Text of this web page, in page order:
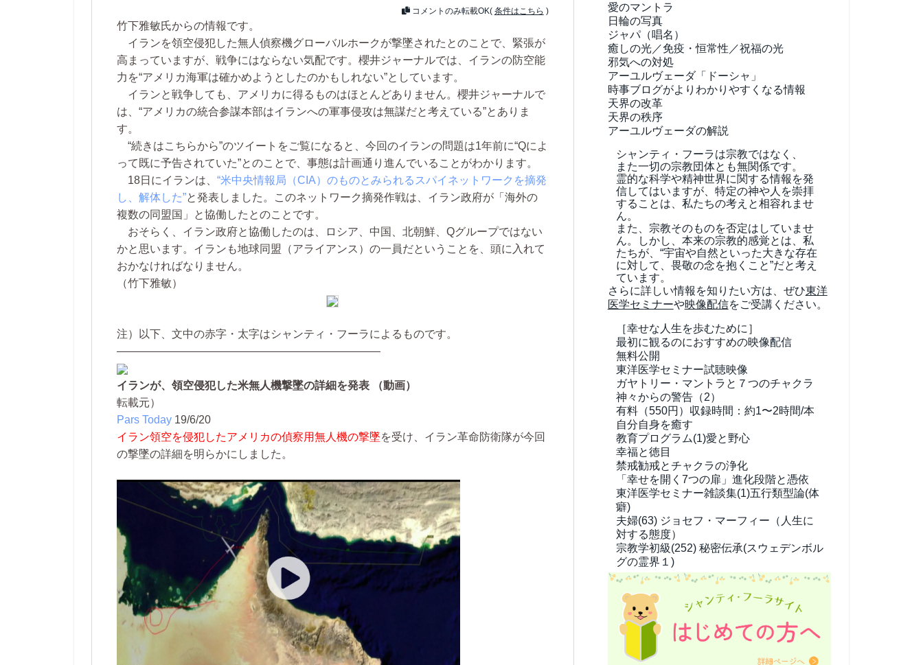
コメントのみ転載OK( 条件はこちら )
竹下雅敏氏からの情報です。
イランを領空侵犯した無人偵察機グローバルホークが撃墜されたとのことで、緊張が
高まっていますが、戦争にはならない気配です。櫻井ジャーナルでは、イランの防空能
力を“アメリカ海軍は確かめようとしたのかもしれない”としています。
イランと戦争しても、アメリカに得るものはほとんどありません。櫻井ジャーナルで
は、“アメリカの統合参謀本部はイランへの軍事侵攻は無謀だと考えている”とありま
す。
“続きはこちらから”のツイートをご覧になると、今回のイランの問題は1年前に“Qによ
って既に予告されていた”とのことで、事態は計画通り進んでいることがわかります。
18日にイランは、 “米中央情報局（CIA）のものとみられるスパイネットワークを摘発
し、解体した”と発表しました。このネットワーク摘発作戦は、イラン政府が「海外の
複数の同盟国」と協働したとのことです。
おそらく、イラン政府と協働したのは、ロシア、中国、北朝鮮、Qグループではない
かと思います。イランも地球同盟（アライアンス）の一員だということを、頭に入れて
おかなければなりません。
（竹下雅敏）
注）以下、文中の赤字・太字はシャンティ・フーラによるものです。
————————————————————————
イランが、領空侵犯した米無人機撃墜の詳細を発表 （動画）
転載元）
Pars Today 19/6/20
イラン領空を侵犯したアメリカの偵察用無人機の撃墜を受け、イラン革命防衛隊が今回
の撃墜の詳細を明らかにしました。
愛のマントラ
日輪の写真
ジャパ（唱名）
癒しの光／免疫・恒常性／祝福の光
邪気への対処
アーユルヴェーダ「ドーシャ」
時事ブログがよりわかりやすくなる情報
天界の改革
天界の秩序
アーユルヴェーダの解説
シャンティ・フーラは宗教ではなく、
また一切の宗教団体とも無関係です。
霊的な科学や精神世界に関する情報を発
信してはいますが、特定の神や人を崇拝
することは、私たちの考えと相容れませ
ん。
また、宗教そのものを否定はしていませ
ん。しかし、本来の宗教的感覚とは、私
たちが、“宇宙や自然といった大きな存在
に対して、畏敬の念を抱くこと”だと考え
ています。
さらに詳しい情報を知りたい方は、ぜひ東洋
医学セミナーや映像配信をご受講ください。
［幸せな人生を歩むために］
最初に観るのにおすすめの映像配信
無料公開
東洋医学セミナー試聴映像
ガヤトリー・マントラと７つのチャクラ
神々からの警告（2）
有料（550円） 収録時間：約1〜2時間/本
自分自身を癒す
教育プログラム(1)愛と野心
幸福と徳目
禁戒勧戒とチャクラの浄化
「幸せを開く7つの扉」進化段階と憑依
東洋医学セミナー雑談集(1)五行類型論(体
癖)
夫婦(63) ジョセフ・マーフィー（人生に
対する態度）
宗教学初級(252) 秘密伝承(スウェデンボル
グの霊界１)